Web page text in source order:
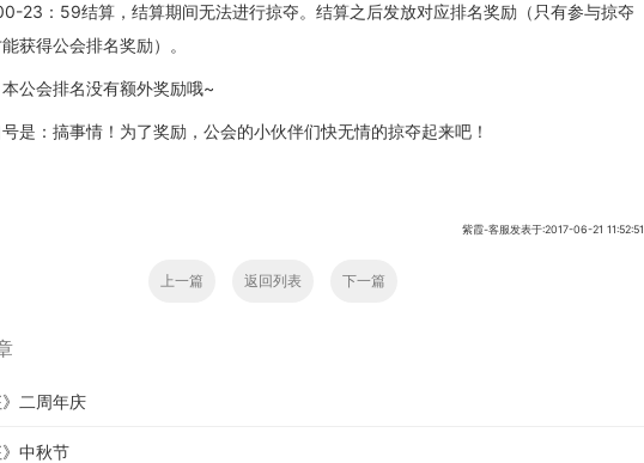
-23：59结算， 结算期间无法进行掠夺。结算之后发放对应排名奖励 （ 只有参与掠夺
获得公会排名奖励） 。
公会排名没有额外奖励哦~
是：搞事情！为了奖励，公会的小伙伴们快无情的掠夺起来吧！
紫霞-客服发表于:2017-06-21 11:52:51
上一篇 返回列表 下一篇
》二周年庆
》中秋节